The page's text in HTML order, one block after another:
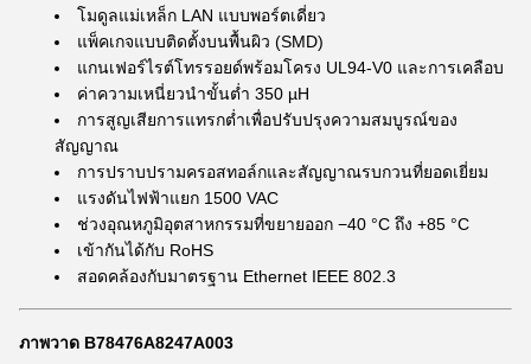
โมดูลแม่เหล็ก LAN แบบพอร์ตเดี่ยว
แพ็คเกจแบบติดตั้งบนพื้นผิว (SMD)
แกนเฟอร์ไรต์โทรรอยด์พร้อมโครง UL94-V0 และการเคลือบ
ค่าความเหนี่ยวนำขั้นต่ำ 350 µH
การสูญเสียการแทรกต่ำเพื่อปรับปรุงความสมบูรณ์ของ
สัญญาณ
การปราบปรามครอสทอล์กและสัญญาณรบกวนที่ยอดเยี่ยม
แรงดันไฟฟ้าแยก 1500 VAC
ช่วงอุณหภูมิอุตสาหกรรมที่ขยายออก −40 °C ถึง +85 °C
เข้ากันได้กับ RoHS
สอดคล้องกับมาตรฐาน Ethernet IEEE 802.3
ภาพวาด B78476A8247A003